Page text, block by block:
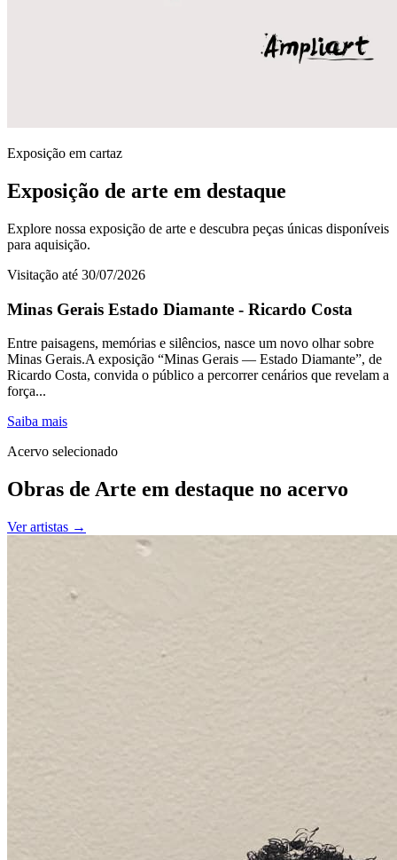
Exposição em cartaz
Exposição de arte em destaque
Explore nossa exposição de arte e descubra peças únicas disponíveis
para aquisição.
Visitação até 30/07/2026
Minas Gerais Estado Diamante - Ricardo Costa
Entre paisagens, memórias e silêncios, nasce um novo olhar sobre
Minas Gerais.A exposição “Minas Gerais — Estado Diamante”, de
Ricardo Costa, convida o público a percorrer cenários que revelam a
força...
Saiba mais
Acervo selecionado
Obras de Arte em destaque no acervo
Ver artistas →